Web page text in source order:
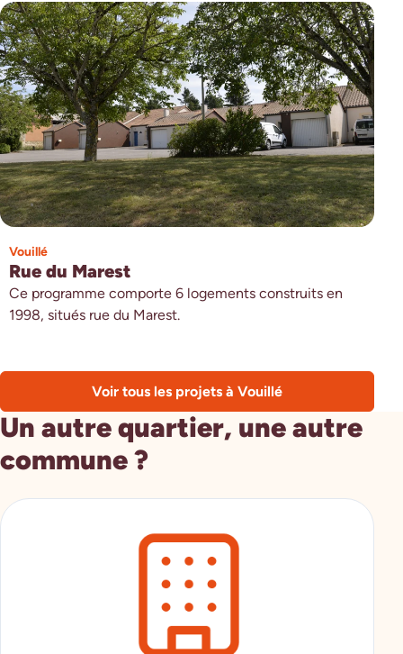
Vouillé
Rue du Marest
Ce programme comporte 6 logements construits en
1998, situés rue du Marest.
Voir tous les projets à Vouillé
Un autre quartier, une autre
commune ?